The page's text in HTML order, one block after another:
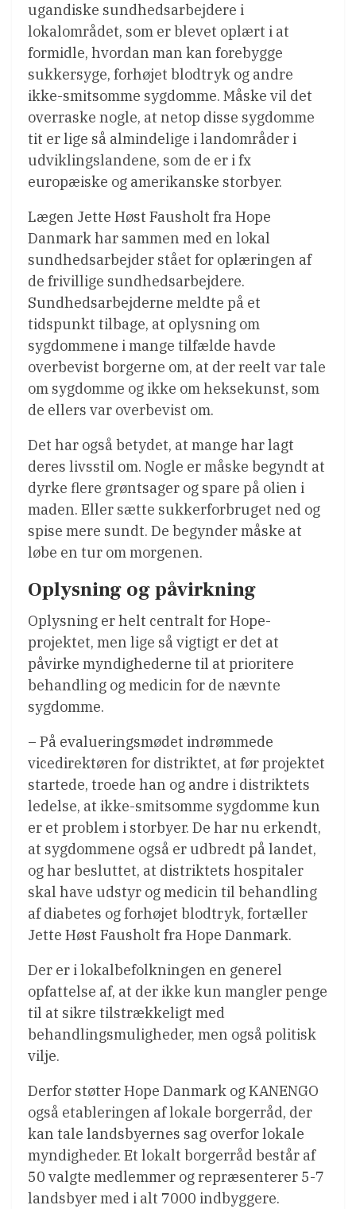
ugandiske sundhedsarbejdere i
lokalområdet, som er blevet oplært i at
formidle, hvordan man kan forebygge
sukkersyge, forhøjet blodtryk og andre
ikke-smitsomme sygdomme. Måske vil det
overraske nogle, at netop disse sygdomme
tit er lige så almindelige i landområder i
udviklingslandene, som de er i fx
europæiske og amerikanske storbyer.
Lægen Jette Høst Fausholt fra Hope
Danmark har sammen med en lokal
sundhedsarbejder stået for oplæringen af
de frivillige sundhedsarbejdere.
Sundhedsarbejderne meldte på et
tidspunkt tilbage, at oplysning om
sygdommene i mange tilfælde havde
overbevist borgerne om, at der reelt var tale
om sygdomme og ikke om heksekunst, som
de ellers var overbevist om.
Det har også betydet, at mange har lagt
deres livsstil om. Nogle er måske begyndt at
dyrke flere grøntsager og spare på olien i
maden. Eller sætte sukkerforbruget ned og
spise mere sundt. De begynder måske at
løbe en tur om morgenen.
Oplysning og påvirkning
Oplysning er helt centralt for Hope-
projektet, men lige så vigtigt er det at
påvirke myndighederne til at prioritere
behandling og medicin for de nævnte
sygdomme.
– På evalueringsmødet indrømmede
vicedirektøren for distriktet, at før projektet
startede, troede han og andre i distriktets
ledelse, at ikke-smitsomme sygdomme kun
er et problem i storbyer. De har nu erkendt,
at sygdommene også er udbredt på landet,
og har besluttet, at distriktets hospitaler
skal have udstyr og medicin til behandling
af diabetes og forhøjet blodtryk, fortæller
Jette Høst Fausholt fra Hope Danmark.
Der er i lokalbefolkningen en generel
opfattelse af, at der ikke kun mangler penge
til at sikre tilstrækkeligt med
behandlingsmuligheder, men også politisk
vilje.
Derfor støtter Hope Danmark og KANENGO
også etableringen af lokale borgerråd, der
kan tale landsbyernes sag overfor lokale
myndigheder. Et lokalt borgerråd består af
50 valgte medlemmer og repræsenterer 5-7
landsbyer med i alt 7000 indbyggere.